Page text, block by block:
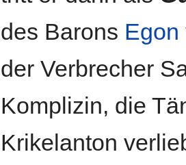
des Barons Egon
der Verbrecher
Komplizin, die
Krikelanton